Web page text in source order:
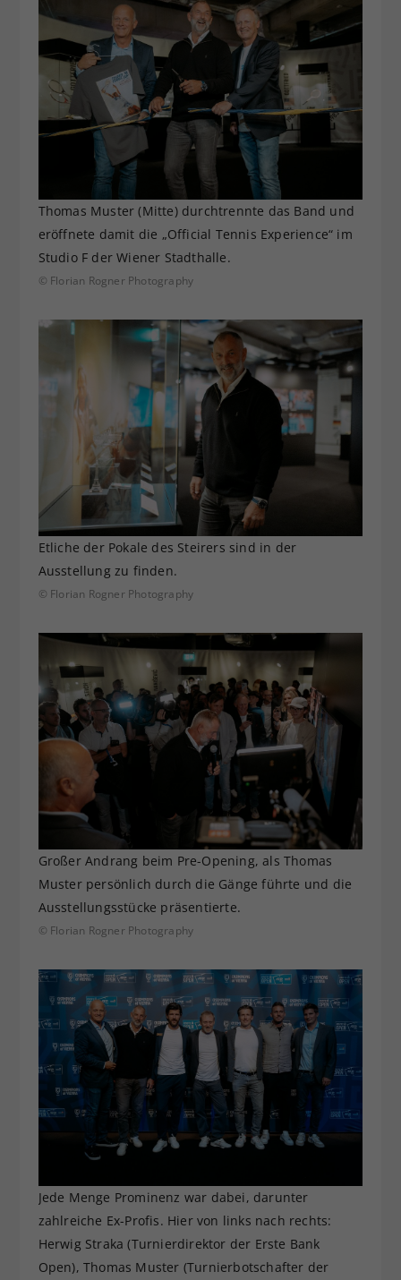
Thomas Muster (Mitte) durchtrennte das Band und
eröffnete damit die „Official Tennis Experience“ im
Studio F der Wiener Stadthalle.
© Florian Rogner Photography
Etliche der Pokale des Steirers sind in der
Ausstellung zu finden.
© Florian Rogner Photography
Großer Andrang beim Pre-Opening, als Thomas
Muster persönlich durch die Gänge führte und die
Ausstellungsstücke präsentierte.
© Florian Rogner Photography
Jede Menge Prominenz war dabei, darunter
zahlreiche Ex-Profis. Hier von links nach rechts:
Herwig Straka (Turnierdirektor der Erste Bank
Open), Thomas Muster (Turnierbotschafter der